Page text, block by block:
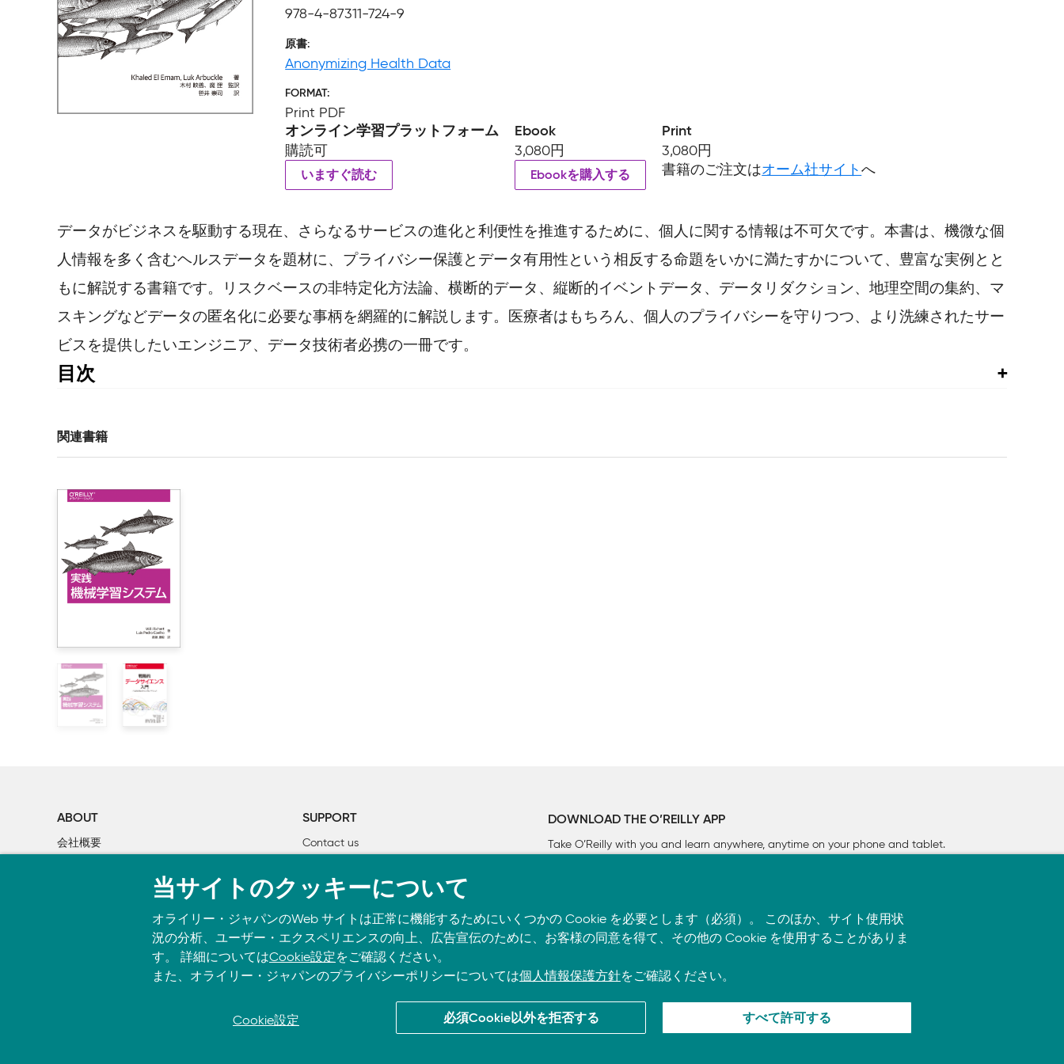
978-4-87311-724-9
原書
Anonymizing Health Data
FORMAT
Print PDF
オンライン学習プラットフォーム
購読可
いますぐ読む
Ebook
3,080円
Ebookを購入する
Print
3,080円
書籍のご注文はオーム社サイトへ
データがビジネスを駆動する現在、さらなるサービスの進化と利便性を推進するために、個人に関する情報は不可欠です。本書は、機微な個
人情報を多く含むヘルスデータを題材に、プライバシー保護とデータ有用性という相反する命題をいかに満たすかについて、豊富な実例とと
もに解説する書籍です。リスクベースの非特定化方法論、横断的データ、縦断的イベントデータ、データリダクション、地理空間の集約、マ
スキングなどデータの匿名化に必要な事柄を網羅的に解説します。医療者はもちろん、個人のプライバシーを守りつつ、より洗練されたサー
ビスを提供したいエンジニア、データ技術者必携の一冊です。
目次
1章　イントロダクション
        1.1.1　同意を得るか、匿名化するか
        1.1.2　お金を節約する
        1.1.3　人目に触れたくない
    1.2　匿名化における2本の柱
        1.2.1　マスキングの標準
        1.2.2　非特定化の標準
        1.3.1　組織の準備
        1.3.3　ユースケース
    1.4　差別を生む分析
    1.5　他の分野における匿名化
    2.2　非特定化方法論の手順
        2.2.1　ステップ1：直接識別子（識別子）と間接識別子（準識別子）
        2.2.2　ステップ2：閾値を設定する
        2.2.3　ステップ3：起こりそうな攻撃について調べる
        2.2.4　ステップ4：データを非特定化する
        2.2.5　ステップ5：プロセスを文書化する
    2.3　起こりそうな攻撃のリスク測定
        2.3.1　T1：故意による再特定の試み
        2.3.2　T2：故意でない再特定の試み
関連書籍
ABOUT
会社概要
SUPPORT
Contact us
書籍注文
DOWNLOAD THE O’REILLY APP
Take O’Reilly with you and learn anywhere, anytime on your phone and tablet.
© 2026, O’Reilly Japan, Inc. oreilly.co.jpに掲載されているすべてのトレードマークおよび登録商標は、それぞれの所有者に帰属します。
当サイトのクッキーについて
オライリー・ジャパンのWeb サイトは正常に機能するためにいくつかの Cookie を必要とします（必須）。 このほか、サイト使用状
況の分析、ユーザー・エクスペリエンスの向上、広告宣伝のために、お客様の同意を得て、その他の Cookie を使用することがありま
す。 詳細についてはCookie設定をご確認ください。
また、オライリー・ジャパンのプライバシーポリシーについては個人情報保護方針をご確認ください。
Cookie設定 必須Cookie以外を拒否する すべて許可する